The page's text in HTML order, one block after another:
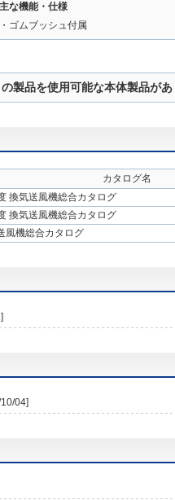
主な機能・仕様
・ゴムブッシュ付属
の製品を使用可能な本体製品が
カタログ名
換気送風機総合カタログ
換気送風機総合カタログ
風機総合カタログ
04]